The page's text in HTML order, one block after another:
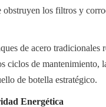
los filtros y
de acero tradicionales
ciclos de mantenimiento,
de botella estratégico.
Energética